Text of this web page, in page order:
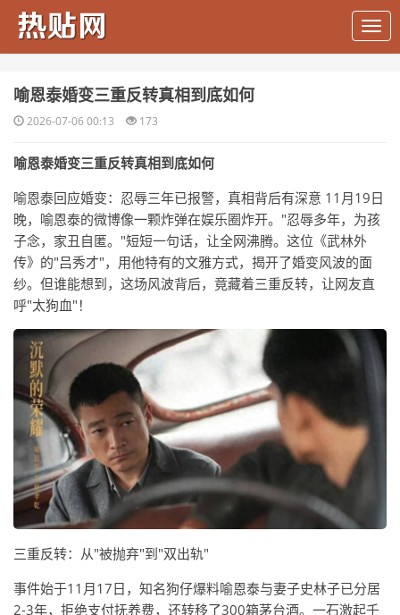
​喻恩泰婚变三重反转真相到底如何
2026-07-06 00:13 173
喻恩泰婚变三重反转真相到底如何
喻恩泰回应婚变：忍辱三年已报警，真相背后有深意 11月19日
晚，喻恩泰的微博像一颗炸弹在娱乐圈炸开。"忍辱多年，为孩
子念，家丑自匿。"短短一句话，让全网沸腾。这位《武林外
传》的"吕秀才"，用他特有的文雅方式，揭开了婚变风波的面
纱。但谁能想到，这场风波背后，竟藏着三重反转，让网友直
呼"太狗血"！
三重反转：从"被抛弃"到"双出轨"
事件始于11月17日，知名狗仔爆料喻恩泰与妻子史林子已分居
2-3年，拒绝支付抚养费，还转移了300箱茅台酒。一石激起千